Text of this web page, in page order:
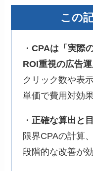
この
・ CPAは「実際
ROI重視の広告
クリック数や表
単価で費用対効
・ 正確な算出と
限界CPAの計算
段階的な改善が効